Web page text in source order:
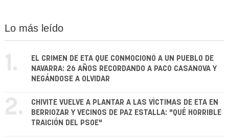
Lo más leído
1.
EL CRIMEN DE ETA QUE CONMOCIONÓ A UN PUEBLO DE
NAVARRA: 26 AÑOS RECORDANDO A PACO CASANOVA Y
NEGÁNDOSE A OLVIDAR
2.
CHIVITE VUELVE A PLANTAR A LAS VÍCTIMAS DE ETA EN
BERRIOZAR Y VECINOS DE PAZ ESTALLA: "QUÉ HORRIBLE
TRAICIÓN DEL PSOE"